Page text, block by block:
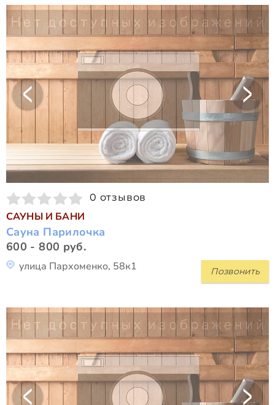
0 отзывов
САУНЫ И БАНИ
Сауна Парилочка
600 - 800 руб.
Позвонить
улица Пархоменко, 58к1